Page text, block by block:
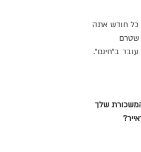
כל חודש אתה
שטרם
ב"חינם".
שלך